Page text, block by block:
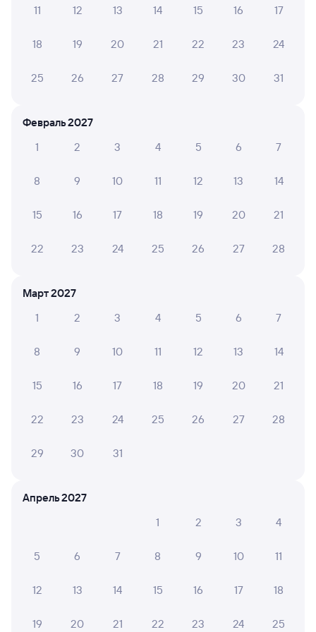
ЖД билеты до Возрождения
11 12 13 14 15 16 17
18 19 20 21 22 23 24
25 26 27 28 29 30 31
Февраль 2027
1
2 3 4 5 6 7
8 9 10 11 12 13 14
15 16 17 18 19 20 21
22 23 24 25 26 27 28
Март 2027
1
2 3 4 5 6 7
8 9 10 11 12 13 14
15 16 17 18 19 20 21
22 23 24 25 26 27 28
29 30 31
Апрель 2027
1
2 3 4
5 6 7 8 9 10 11
12 13 14 15 16 17 18
19 20 21 22 23 24 25